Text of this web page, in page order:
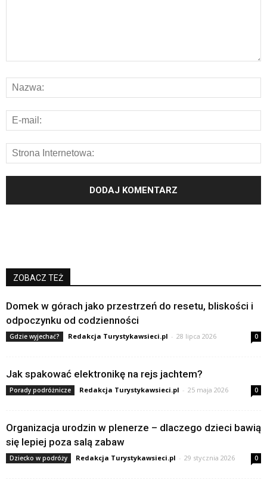
ZOBACZ TEŻ
Domek w górach jako przestrzeń do resetu, bliskości i
odpoczynku od codzienności
Gdzie wyjechać? Redakcja Turystykawsieci.pl - 28 lipca 2026 0
Jak spakować elektronikę na rejs jachtem?
Porady podróżnicze Redakcja Turystykawsieci.pl - 25 maja 2026 0
Organizacja urodzin w plenerze – dlaczego dzieci bawią
się lepiej poza salą zabaw
Dziecko w podróży Redakcja Turystykawsieci.pl - 29 stycznia 2026 0